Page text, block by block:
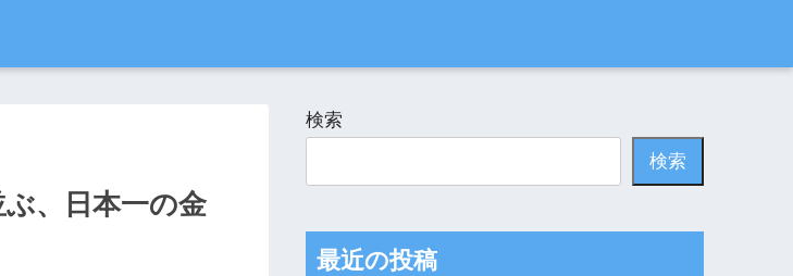
、日本一の金
検索
検索
最近の投稿